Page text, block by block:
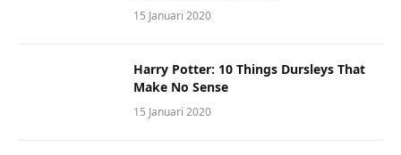
15 Januari 2020
Harry Potter: 10 Things Dursleys That
Make No Sense
15 Januari 2020